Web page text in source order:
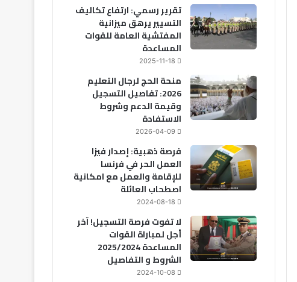
تقرير رسمي: ارتفاع تكاليف
التسيير يرهق ميزانية
المفتشية العامة للقوات
المساعدة
2025-11-18
منحة الحج لرجال التعليم
2026: تفاصيل التسجيل
وقيمة الدعم وشروط
الاستفادة
2026-04-09
فرصة ذهبية: إصدار فيزا
العمل الحر في فرنسا
للإقامة والعمل مع امكانية
اصطحاب العائلة
2024-08-18
لا تفوت فرصة التسجيل! آخر
أجل لمباراة القوات
المساعدة 2025/2024
الشروط و التفاصيل
2024-10-08